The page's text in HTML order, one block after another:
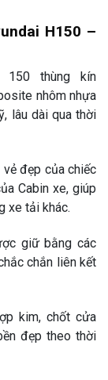
H150 –
thùng kín
nhôm nhựa
lâu dài qua thời
đẹp của chiếc
Cabin xe, giúp
xe tải khác.
giữ bằng các
chắn liên kết
kim, chốt cửa
đẹp theo thời